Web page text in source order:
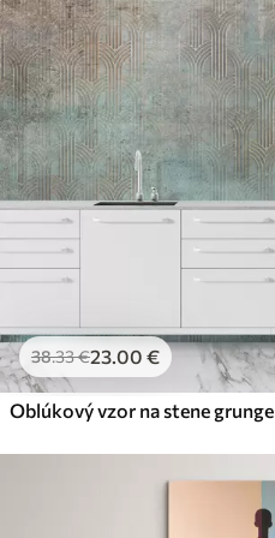
38.33€23.00 €
Oblúkový vzor na stene grunge